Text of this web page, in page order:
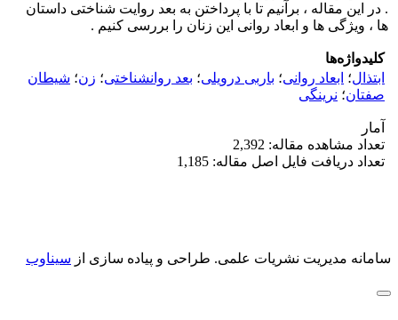
. در این مقاله ، برآنیم تا با پرداختن به بعد روایت شناختی داستان
ها ، ویژگی ها و ابعاد روانی این زنان را بررسی کنیم .
کلیدواژه‌ها
ابتذال؛ ابعاد روانی؛ باربی درویلی؛ بعد روانشناختی؛ زن؛ شیطان
صفتان؛ نرینگی
آمار
تعداد مشاهده مقاله: 2,392
تعداد دریافت فایل اصل مقاله: 1,185
سامانه مدیریت نشریات علمی. طراحی و پیاده سازی از سیناوب